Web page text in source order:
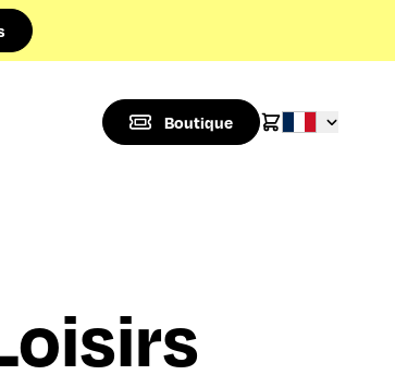
Boutique